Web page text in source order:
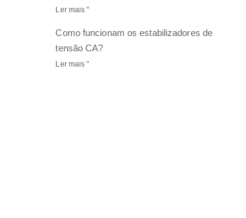
Ler mais "
Como funcionam os estabilizadores de
tensão CA?
Ler mais "